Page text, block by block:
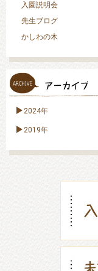
入園説明会
先生ブログ
かしわの木
2024年
2019年